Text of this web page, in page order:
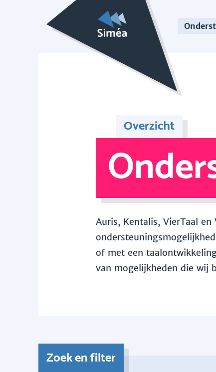
Overzicht
Auris, Kentalis, VierTaal
of met een
van mogelijkheden die wij
Zoek en filter